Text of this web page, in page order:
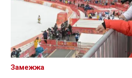
Замежжа